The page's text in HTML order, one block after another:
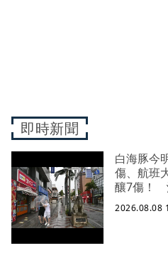
即時新聞
白海豚今
傷、航班
釀7傷！
築毀
2026.08.08